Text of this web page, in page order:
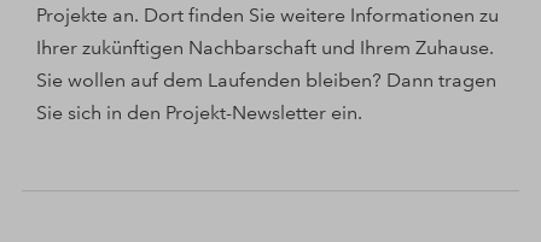
Projekte an. Dort finden Sie weitere Informationen zu
Ihrer zukünftigen Nachbarschaft und Ihrem Zuhause.
Sie wollen auf dem Laufenden bleiben? Dann tragen
Sie sich in den Projekt-Newsletter ein.